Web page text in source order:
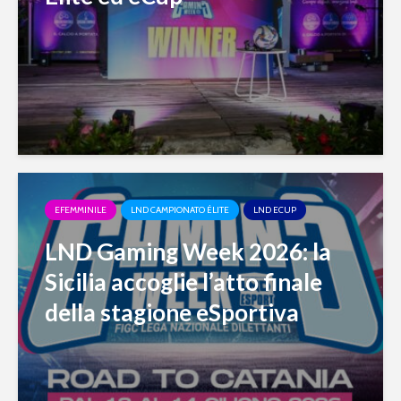
EFEMMINILE LND CAMPIONATO ÉLITE LND ECUP
LND Gaming Week 2026: la
Sicilia accoglie l’atto finale
della stagione eSportiva